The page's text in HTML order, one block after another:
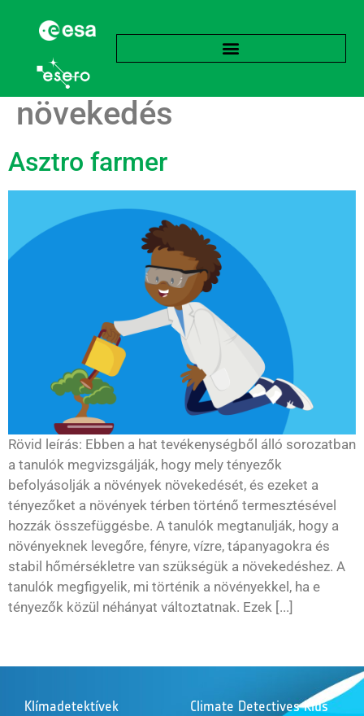
Címke:Növényi
növekedés
Asztro farmer
Rövid leírás: Ebben a hat tevékenységből álló sorozatban
a tanulók megvizsgálják, hogy mely tényezők
befolyásolják a növények növekedését, és ezeket a
tényezőket a növények térben történő termesztésével
hozzák összefüggésbe. A tanulók megtanulják, hogy a
növényeknek levegőre, fényre, vízre, tápanyagokra és
stabil hőmérsékletre van szükségük a növekedéshez. A
tanulók megfigyelik, mi történik a növényekkel, ha e
tényezők közül néhányat változtatnak. Ezek [...]
Klímadetektívek Climate Detectives Kids